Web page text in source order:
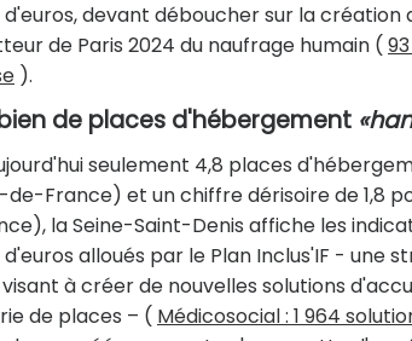
d'euros, devant déboucher sur la
de Paris 2024 du naufrage humain (
).
de places d'hébergement
seulement 4,8 places
de-France) et un chiffre dérisoire de 1,8
la Seine-Saint-Denis affiche les
d'euros alloués par le Plan Inclus'IF - une
à créer de nouvelles solutions
de places – ( Médicosocial : 1 964